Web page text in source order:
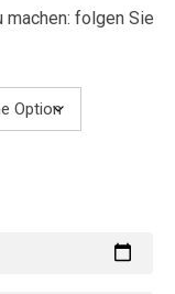
machen: folgen Sie